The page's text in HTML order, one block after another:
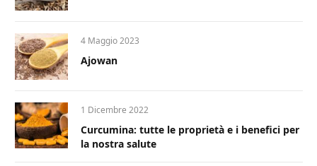
4 Maggio 2023
Ajowan
1 Dicembre 2022
Curcumina: tutte le proprietà e i benefici per
la nostra salute